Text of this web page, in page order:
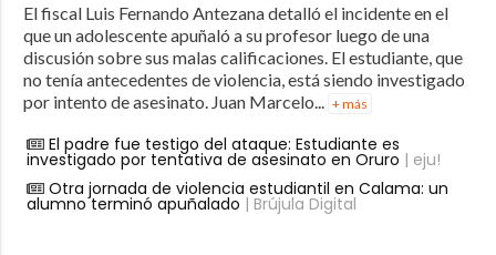
El fiscal Luis Fernando Antezana detalló el incidente en el
que un adolescente apuñaló a su profesor luego de una
discusión sobre sus malas calificaciones. El estudiante, que
no tenía antecedentes de violencia, está siendo investigado
por intento de asesinato. Juan Marcelo... + más
El padre fue testigo del ataque: Estudiante es
investigado por tentativa de asesinato en Oruro | eju!
Otra jornada de violencia estudiantil en Calama: un
alumno terminó apuñalado | Brújula Digital